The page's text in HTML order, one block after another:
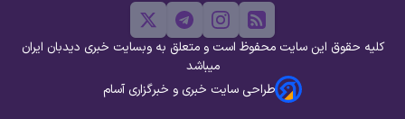
کلیه حقوق این سایت محفوظ است و متعلق به وبسایت خبری دیدبان ایران
میباشد
طراحی سایت خبری و خبرگزاری آسام